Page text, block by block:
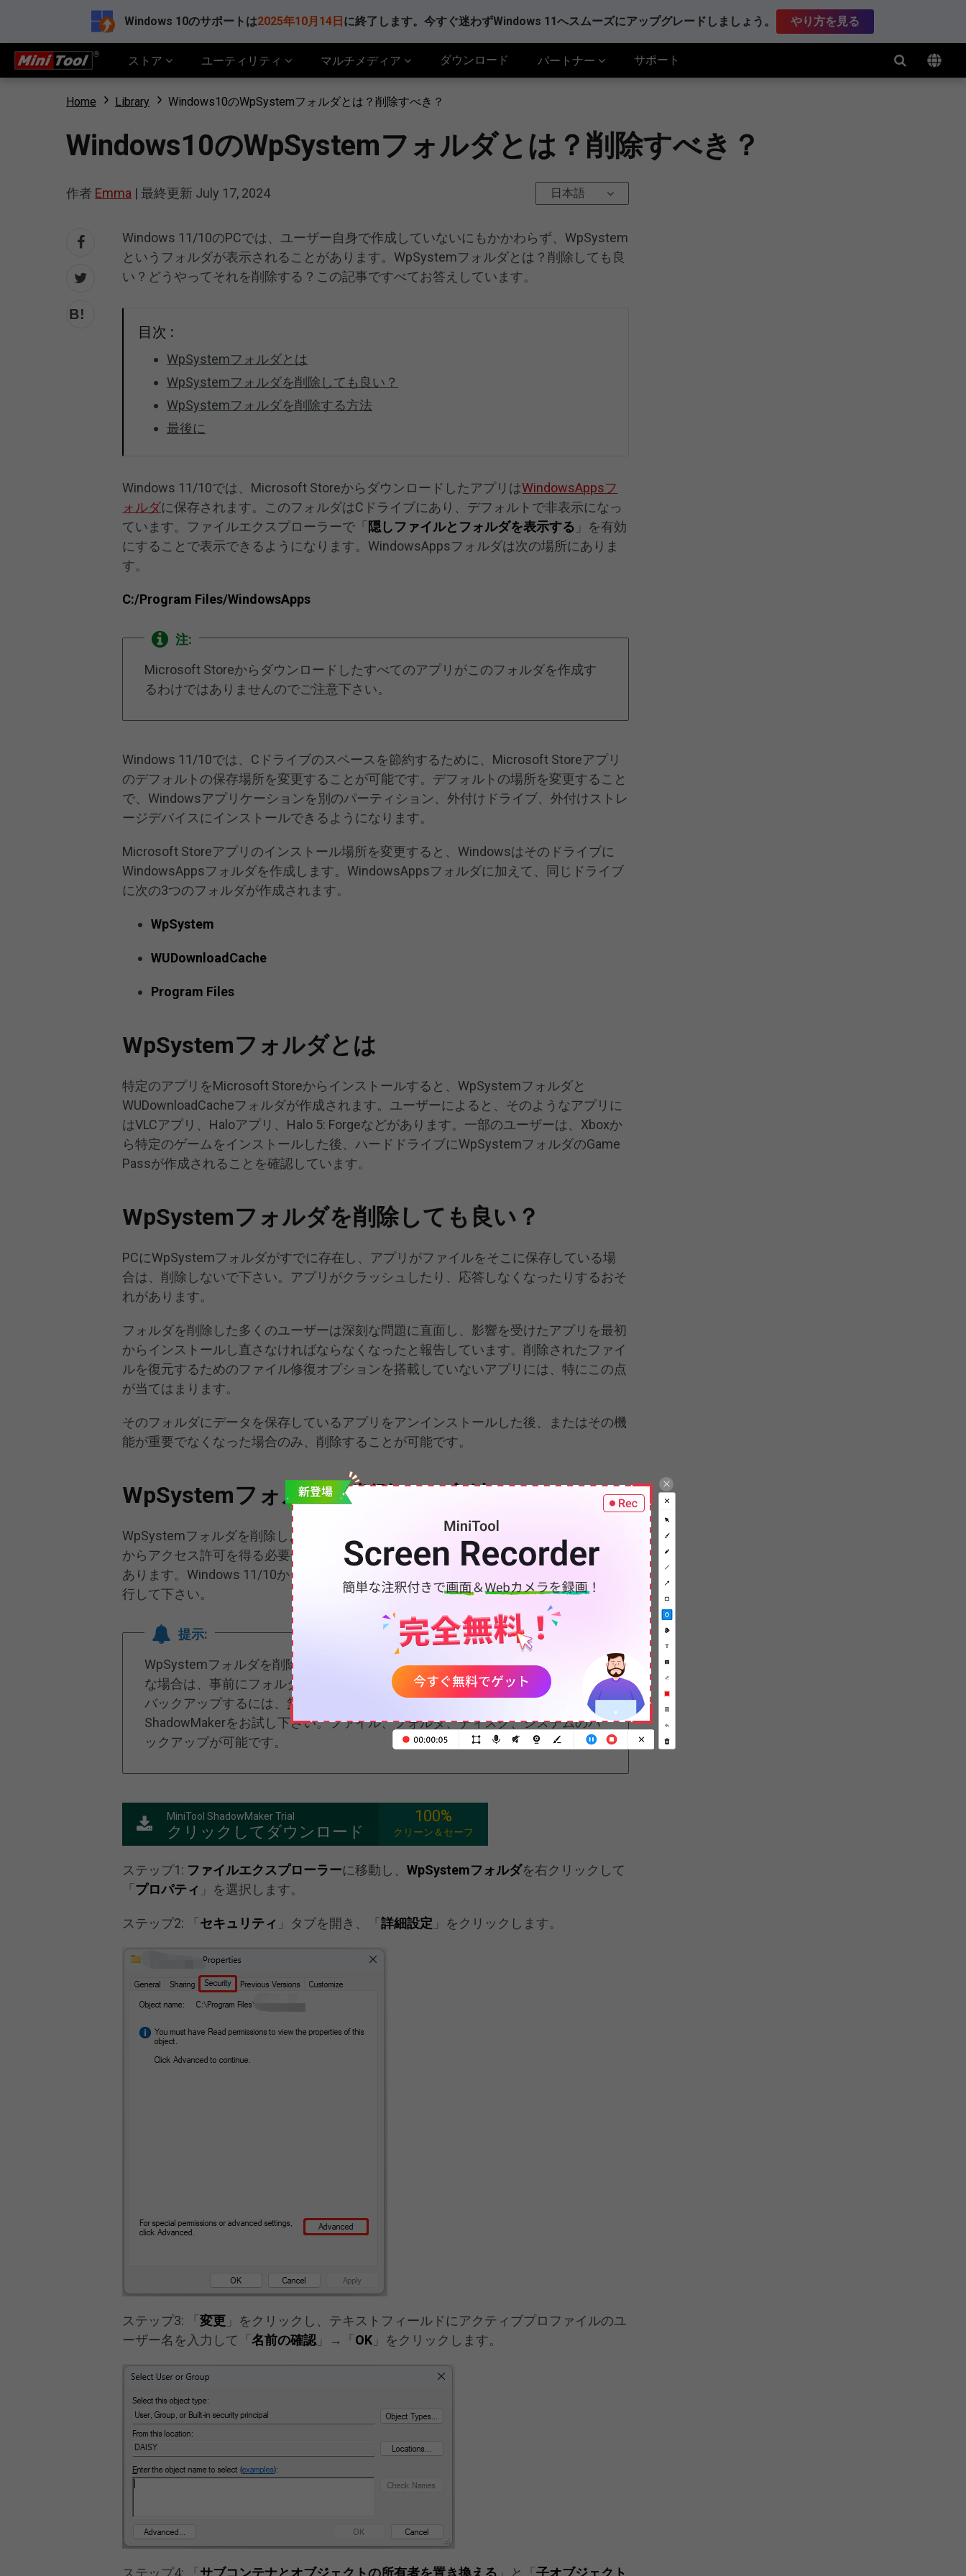
Windows 10のサポートは2025年10月14日 に終了します。今すぐ迷わずWindows 11へスムーズにアップグレードしましょう。 やり方を見る
ストア ユーティリティ マルチメディア ダウンロード パートナー サポート
Home Library Windows10のWpSystemフォルダとは？削除すべき？
Windows10のWpSystemフォルダとは？削除すべき？
作者 Emma | 最終更新 July 17, 2024 日本語
Windows 11/10のPCでは、ユーザー自身で作成していないにもかかわらず、WpSystem
というフォルダが表示されることがあります。WpSystemフォルダとは？削除しても良
い？どうやってそれを削除する？この記事ですべてお答えしています。
目次 :
WpSystemフォルダとは
WpSystemフォルダを削除しても良い？
WpSystemフォルダを削除する方法
最後に
Windows 11/10では、Microsoft StoreからダウンロードしたアプリはWindowsAppsフ
ォルダに保存されます。このフォルダはCドライブにあり、デフォルトで非表示になっ
ています。ファイルエクスプローラーで「 隠しファイルとフォルダを表示する 」を有効
にすることで表示できるようになります。WindowsAppsフォルダは次の場所にありま
す。
C:/Program Files/WindowsApps
注:
Microsoft Storeからダウンロードしたすべてのアプリがこのフォルダを作成す
るわけではありませんのでご注意下さい。
Windows 11/10では、Cドライブのスペースを節約するために、Microsoft Storeアプリ
のデフォルトの保存場所を変更することが可能です。デフォルトの場所を変更すること
で、Windowsアプリケーションを別のパーティション、外付けドライブ、外付けストレ
ージデバイスにインストールできるようになります。
Microsoft Storeアプリのインストール場所を変更すると、Windowsはそのドライブに
WindowsAppsフォルダを作成します。WindowsAppsフォルダに加えて、同じドライブ
に次の3つのフォルダが作成されます。
WpSystem
WUDownloadCache
Program Files
WpSystemフォルダとは
特定のアプリをMicrosoft Storeからインストールすると、WpSystemフォルダと
WUDownloadCacheフォルダが作成されます。ユーザーによると、そのようなアプリに
はVLCアプリ、Haloアプリ、Halo 5: Forgeなどがあります。一部のユーザーは、Xboxか
ら特定のゲームをインストールした後、ハードドライブにWpSystemフォルダのGame
Passが作成されることを確認しています。
WpSystemフォルダを削除しても良い？
PCにWpSystemフォルダがすでに存在し、アプリがファイルをそこに保存している場
合は、削除しないで下さい。アプリがクラッシュしたり、応答しなくなったりするおそ
れがあります。
フォルダを削除した多くのユーザーは深刻な問題に直面し、影響を受けたアプリを最初
からインストールし直さなければならなくなったと報告しています。削除されたファイ
ルを復元するためのファイル修復オプションを搭載していないアプリには、特にこの点
が当てはまります。
そのフォルダにデータを保存しているアプリをアンインストールした後、またはその機
能が重要でなくなった場合のみ、削除することが可能です。
WpSystemフォルダを削除する方法
WpSystemフォルダを削除しようとすると、「このファイルを変更するには、SYSTEM
からアクセス許可を得る必要があります」というエラーメッセージが表示されることが
あります。Windows 11/10からWpSystemフォルダを削除するには、以下のガイドを実
行して下さい。
提示:
WpSystemフォルダを削除する際、アプリが正常に動作しなくなることが心配
な場合は、事前にフォルダをバックアップしましょう。WpSystemフォルダを
バックアップするには、無料のバックアップソフト
ShadowMakerをお試し下さい。ファイル、フォルダ、ディスク、システムのバ
ックアップが可能です。
MiniTool ShadowMaker Trial
クリックしてダウンロード
100%
クリーン＆セーフ
ステップ1: ファイルエクスプローラーに移動し、WpSystemフォルダを右クリックして
「 プロパティ 」を選択します。
ステップ2: 「 セキュリティ 」タブを開き、「詳細設定 」をクリックします。
ステップ3: 「変更 」をクリックし、テキストフィールドにアクティブプロファイルのユ
ーザー名を入力して「名前の確認 」→「 OK 」をクリックします。
ステップ4: 「 サブコンテナとオブジェクトの所有者を置き換える 」と「子オブジェクト